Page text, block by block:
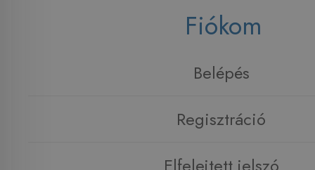
Fiókom
Belépés
Regisztráció